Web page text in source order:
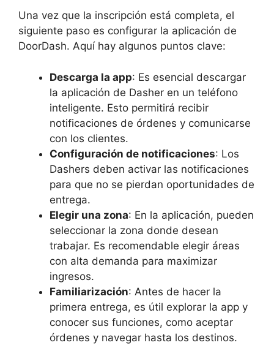
Una vez que la inscripción está completa, el
siguiente paso es configurar la aplicación de
DoorDash. Aquí hay algunos puntos clave:
Descarga la app: Es esencial descargar
la aplicación de Dasher en un teléfono
inteligente. Esto permitirá recibir
notificaciones de órdenes y comunicarse
con los clientes.
Configuración de notificaciones: Los
Dashers deben activar las notificaciones
para que no se pierdan oportunidades de
entrega.
Elegir una zona: En la aplicación, pueden
seleccionar la zona donde desean
trabajar. Es recomendable elegir áreas
con alta demanda para maximizar
ingresos.
Familiarización: Antes de hacer la
primera entrega, es útil explorar la app y
conocer sus funciones, como aceptar
órdenes y navegar hasta los destinos.